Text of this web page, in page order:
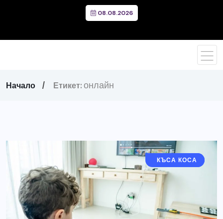
08.08.2026
Начало Етикет: онлайн
ДЪЛГА КОСА
КЪСА КОСА